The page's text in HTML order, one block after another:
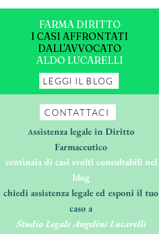
FARMA DIRITTO
I CASI AFFRONTATI
DALL'AVVOCATO
ALDO LUCARELLI
LEGGI IL BLOG
CONTATTACI
Assistenza legale in Diritto
Farmaceutico
centinaia di casi svolti consultabili nel
blog
chiedi assistenza legale ed esponi il tuo
caso a
Studio Legale Angelini Lucarelli